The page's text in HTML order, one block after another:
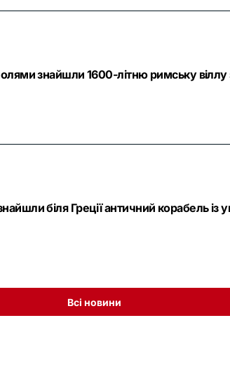
знайшли 1600-літню римську віллу
біля Греції античний корабель із
Всі новини